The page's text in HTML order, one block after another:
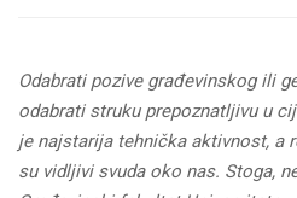
Odabrati pozive građevinskog ili
odabrati struku prepoznatljivu u
je najstarija tehnička aktivnost, a
su vidljivi svuda oko nas. Stoga,